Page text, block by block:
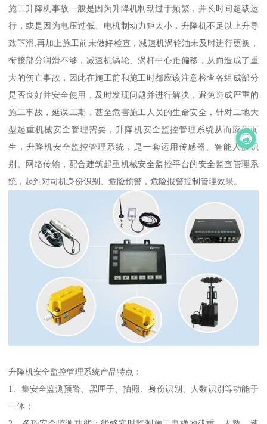
施工升降机事故一般是因为升降机制动过于频繁，并长时间超载运
行，或是因为电压过低、电机制动力矩太小，升降机不足以上升导
致下滑;再加上施工前未做好检查，减速机涡轮油未及时进行更换，
衔接部分润滑不够，减速机涡轮、涡杆中心距偏移，从而造成了重
大的伤亡事故，因此在施工前和施工时都应该注意检查各组成部分
是否良好并安全使用，及时发现问题并进行解决，避免造成严重的
施工事故，延误工期，甚至危害施工人员的生命安全，针对工地大
型起重机械安全管理需要，升降机安全监控管理系统从而应运而
生，升降机安全监控管理系统，是一套运用传感器、智能人脸识
别、网络传输，配合建筑起重机械安全监控平台的安全监查管理系
统，起到对司机身份识别、危险预警，危险报警控制管理效果。
升降机安全监控管理系统产品特点：
1、集安全监测预警、黑匣子、拍照、身份识别、人数识别等功能于
一体；